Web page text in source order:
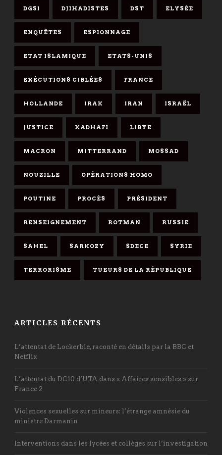
DGSI DJIHADISTES DST ELYSÉE
ENQUÊTES ESPIONNAGE
ETAT ISLAMIQUE ETATS-UNIS
EXÉCUTIONS CIBLÉES FRANCE
HOLLANDE IRAK IRAN ISRAËL
JUSTICE KADHAFI LIBYE
MACRON MITTERRAND MOSSAD
NOUZILLE OPÉRATIONS HOMO
POUTINE PROCÈS PRÉSIDENT
RENSEIGNEMENT ROTMAN RUSSIE
SAHEL SARKOZY SDECE SYRIE
TERRORISME TUEURS DE LA RÉPUBLIQUE
ARTICLES RÉCENTS
L’attentat de Lockerbie, raconté en détails par la BBC et
Netflix
L’attentat du DC10 d’UTA dans « Affaires sensibles » sur
France 2
Violences sexuelles sur mineurs: l’étrange amnésie du
ministre Darmanin
Interventions dans les lycées et collèges sur l’investigation